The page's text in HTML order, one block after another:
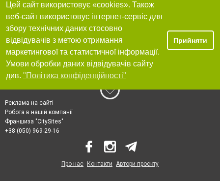
Цей сайт використовує «cookies». Також
веб-сайт використовує інтернет-сервіс для
збору технічних даних стосовно
відвідувачів з метою отримання
маркетингової та статистичної інформації.
Умови обробки даних відвідувачів сайту
див. "Політика конфіденційності"
Прийняти
Реклама на сайті
Робота в нашій компанії
Франшиза "CitySites"
+38 (050) 969-29-16
Про нас Контакти Автори проєкту